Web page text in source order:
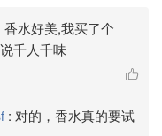
香水好美,我买了个
千人千味
: 对的，香水真的要试